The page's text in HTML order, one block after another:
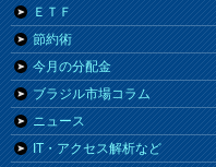
ＥＴＦ
節約術
今月の分配金
ブラジル市場コラム
ニュース
IT・アクセス解析など